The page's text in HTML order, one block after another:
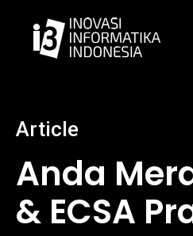
content
Article
Anda
& ECSA